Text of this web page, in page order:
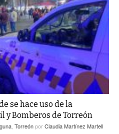
se hace uso de la
y Bomberos de Torreón
TorreónporClaudia Martínez Martell